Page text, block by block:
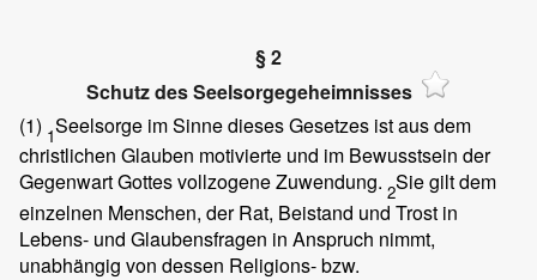
§ 2
Schutz des Seelsorgegeheimnisses
(1) 1Seelsorge im Sinne dieses Gesetzes ist aus dem
christlichen Glauben motivierte und im Bewusstsein der
Gegenwart Gottes vollzogene Zuwendung. 2Sie gilt dem
einzelnen Menschen, der Rat, Beistand und Trost in
Lebens- und Glaubensfragen in Anspruch nimmt,
unabhängig von dessen Religions- bzw.